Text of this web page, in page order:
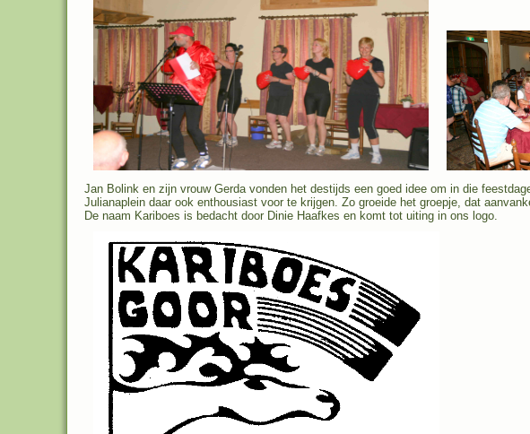
Jan Bolink en zijn vrouw Gerda vonden het destijds een goed idee om in die
Julianaplein daar ook enthousiast voor te krijgen. Zo groeide het groepje, dat
De naam Kariboes is bedacht door Dinie Haafkes en komt tot uiting in ons logo.